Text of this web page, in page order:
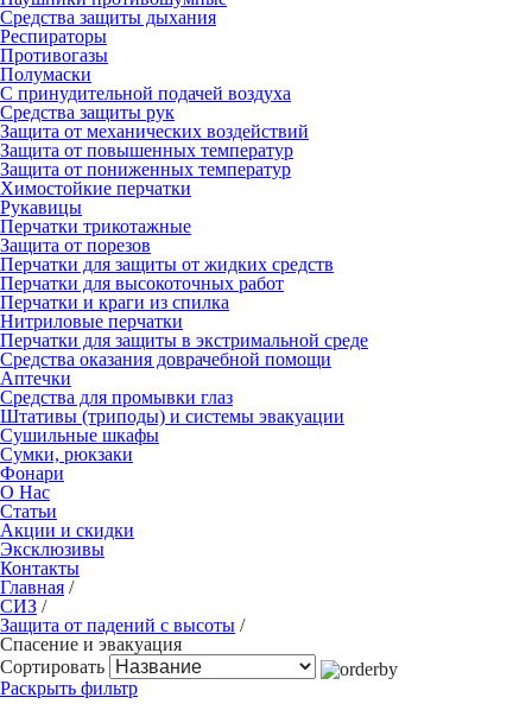
Средства защиты дыхания
Респираторы
Противогазы
Полумаски
С принудительной подачей воздуха
Средства защиты рук
Защита от механических воздействий
Защита от повышенных температур
Защита от пониженных температур
Химостойкие перчатки
Рукавицы
Перчатки трикотажные
Защита от порезов
Перчатки для защиты от жидких средств
Перчатки для высокоточных работ
Перчатки и краги из спилка
Нитриловые перчатки
Перчатки для защиты в экстримальной среде
Средства оказания доврачебной помощи
Аптечки
Средства для промывки глаз
Штативы (триподы) и системы эвакуации
Сушильные шкафы
Сумки, рюкзаки
Фонари
О Нас
Статьи
Акции и скидки
Эксклюзивы
Контакты
Главная /
СИЗ /
Защита от падений с высоты /
Спасение и эвакуация
Сортировать
Раскрыть фильтр